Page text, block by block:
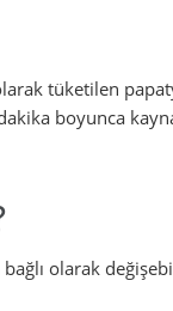
tüketilen
boyunca
olarak